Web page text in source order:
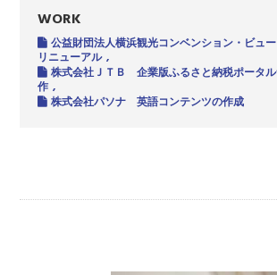
WORK
公益財団法人横浜観光コンベンション・ビュ
リニューアル
株式会社ＪＴＢ 企業版ふるさと納税ポータ
作
株式会社パソナ 英語コンテンツの作成